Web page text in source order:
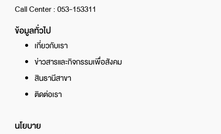
Call Center : 053-153311
ข้อมูลทั่วไป
เกี่ยวกับเรา
ข่าวสารและกิจกรรมเพื่อสังคม
สินธานีสาขา
ติดต่อเรา
นโยบาย